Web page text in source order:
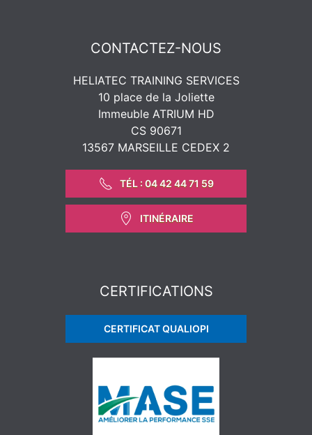
CONTACTEZ-NOUS
HELIATEC TRAINING SERVICES
10 place de la Joliette
Immeuble ATRIUM HD
CS 90671
13567 MARSEILLE CEDEX 2
TÉL : 04 42 44 71 59
ITINÉRAIRE
CERTIFICATIONS
CERTIFICAT QUALIOPI